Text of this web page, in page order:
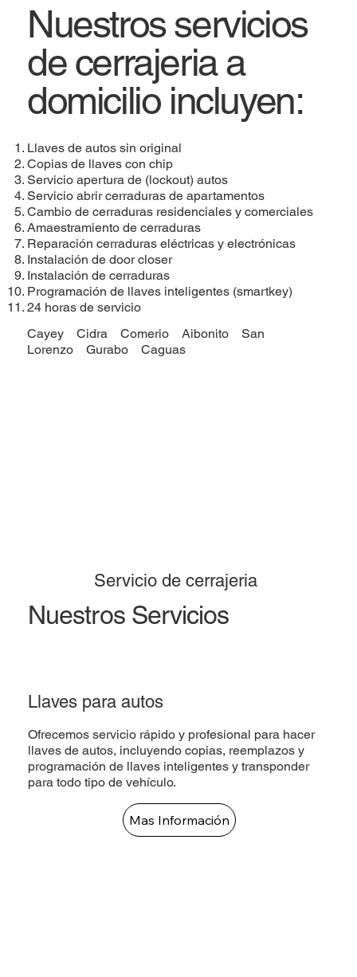
Nuestros servicios
de cerrajeria a
domicilio incluyen:
Llaves de autos sin original
Copias de llaves con chip
Servicio apertura de (lockout) autos
Servicio abrir cerraduras de apartamentos
Cambio de cerraduras residenciales y comerciales
Amaestramiento de cerraduras
Reparación cerraduras eléctricas y electrónicas
Instalación de door closer
Instalación de cerraduras
​Programación de llaves inteligentes (smartkey)
24 horas de servicio
Cayey
Cidra Comerio Aibonito
San
Lorenzo Gurabo Caguas
Nuestros Servicios
Servicio de cerrajeria
Llaves para autos
Ofrecemos servicio rápido y profesional para hacer
llaves de autos, incluyendo copias, reemplazos y
programación de llaves inteligentes y transponder
para todo tipo de vehículo.
Mas Información